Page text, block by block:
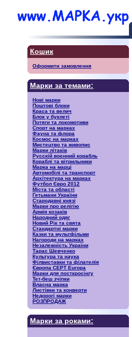
Кошик
Оформити замовлення
Марки за темами:
Нові марки
Поштові блоки
Краса та велич
Блок у буклеті
Потяги та локомотиви
Спорт на марках
Фауна та флора
Космос на марках
Мистецтво та живопис
Марки літаків
Русскiй воєнний корабль
Кораблі та вітрильники
Марка на марці
Автомобілі та транспорт
Архітектура на марках
Футбол Євро 2012
Міста та області
Гетьмани України
Стародавні князі
Марки про релігію
Армія козаків
Народний одяг
Новий Рік та свята
Стандартні марки
Казки та мультфільми
Нагороди на марках
Незалежність України
Тарас Шевченко
Культура та наука
Філвиставки та філателія
Європа CEPT Europa
Марки для посткросінгу
Тет-беш зчіпки
Власна марка
Листівки та конверти
Недорогі марки
РОЗПРОДАЖ
Марки за роками: